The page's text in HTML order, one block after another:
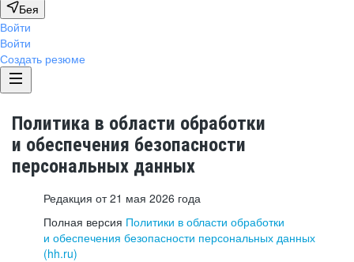
Бея
Войти
Войти
Создать резюме
Политика в области обработки
и обеспечения безопасности
персональных данных
Редакция от 21 мая 2026 года
Полная версия Политики в области обработки
и обеспечения безопасности персональных данных
(hh.ru)